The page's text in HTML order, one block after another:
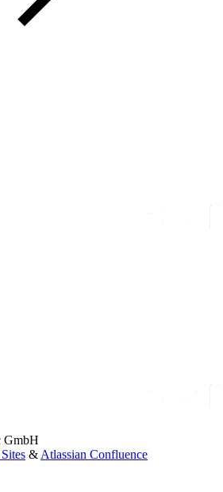
GmbH
& Atlassian Confluence